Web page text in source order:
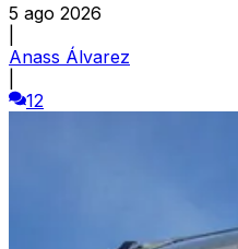
5 ago 2026
Anass Álvarez
12